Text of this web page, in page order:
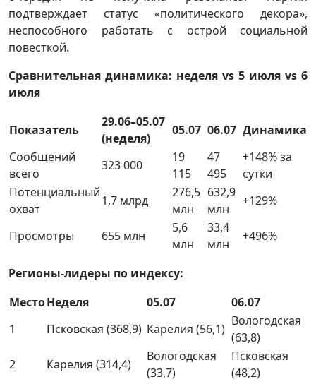
подтверждает статус «политического декора»,
неспособного работать с острой социальной
повесткой.
Сравнительная динамика: неделя vs 5 июля vs 6
июля
Показатель
29.06–05.07
(неделя)
05.07 06.07 Динамика
Сообщений
всего
323 000
19
115
47
495
+148% за
сутки
Потенциальный
охват
1,7 млрд
276,5
млн
632,9
млн
+129%
Просмотры 655 млн
5,6
млн
33,4
млн
+496%
Регионы-лидеры по индексу:
МестоНеделя 05.07
06.07
1
Псковская (368,9) Карелия (56,1)
Вологодская
(63,8)
2
Карелия (314,4)
Вологодская
(33,7)
Псковская
(48,2)